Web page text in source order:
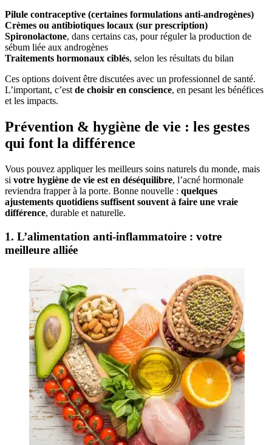
Pilule contraceptive (certaines formulations anti-androgènes)
Crèmes ou antibiotiques locaux (sur prescription)
Spironolactone, dans certains cas, pour réguler la production de
sébum liée aux androgènes
Traitements hormonaux ciblés, selon les résultats du bilan
Ces options doivent être discutées avec un professionnel de santé.
L’important, c’est de choisir en conscience, en pesant les bénéfices
et les impacts.
Prévention & hygiène de vie : les gestes
qui font la différence
Vous pouvez appliquer les meilleurs soins naturels du monde, mais
si votre hygiène de vie est en déséquilibre, l’acné hormonale
reviendra frapper à la porte. Bonne nouvelle : quelques
ajustements quotidiens suffisent souvent à faire une vraie
différence, durable et naturelle.
1. L’alimentation anti-inflammatoire : votre
meilleure alliée